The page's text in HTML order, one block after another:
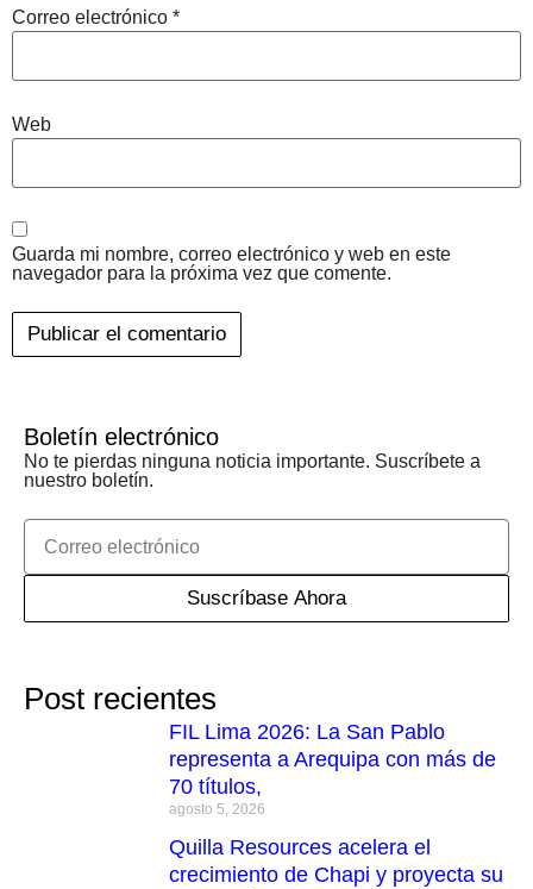
Correo electrónico *
Web
Guarda mi nombre, correo electrónico y web en este
navegador para la próxima vez que comente.
Boletín electrónico
No te pierdas ninguna noticia importante. Suscríbete a
nuestro boletín.
Suscríbase Ahora
Post recientes
FIL Lima 2026: La San Pablo
representa a Arequipa con más de
70 títulos,
agosto 5, 2026
Quilla Resources acelera el
crecimiento de Chapi y proyecta su